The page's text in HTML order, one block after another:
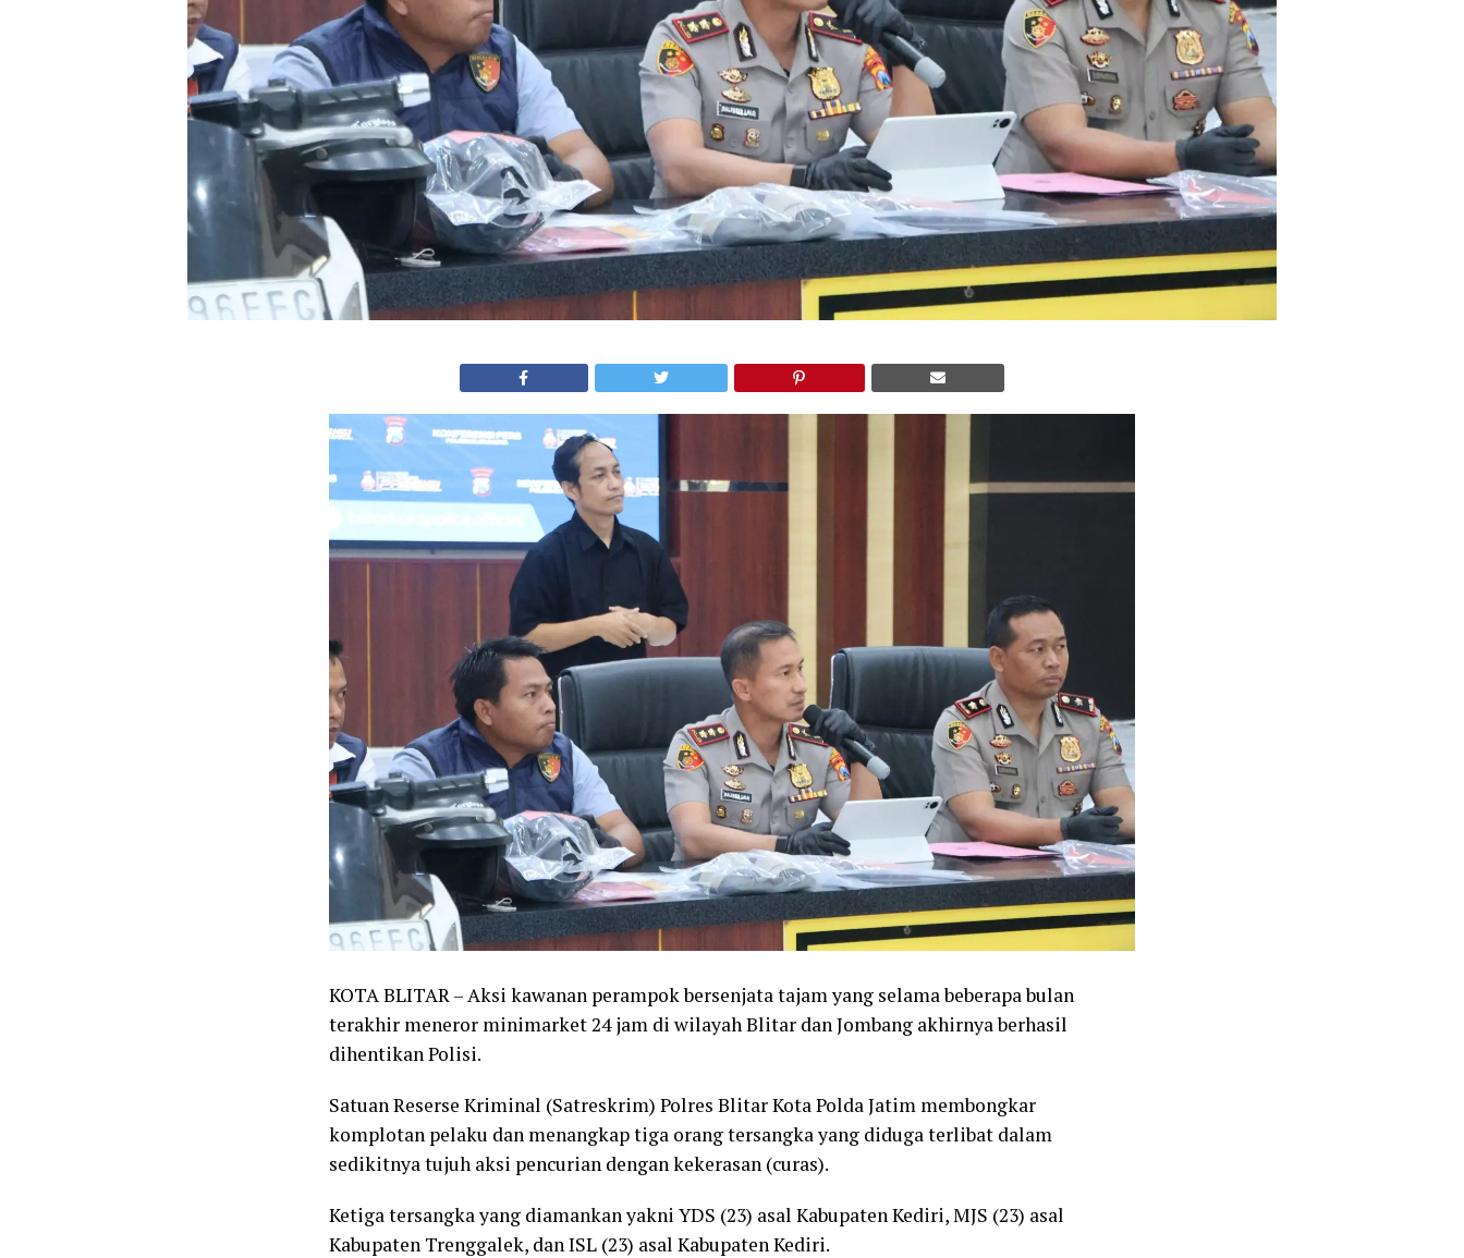
KOTA BLITAR – Aksi kawanan perampok bersenjata tajam yang selama beberapa bulan
terakhir meneror minimarket 24 jam di wilayah Blitar dan Jombang akhirnya berhasil
dihentikan Polisi.
Satuan Reserse Kriminal (Satreskrim) Polres Blitar Kota Polda Jatim membongkar
komplotan pelaku dan menangkap tiga orang tersangka yang diduga terlibat dalam
sedikitnya tujuh aksi pencurian dengan kekerasan (curas).
Ketiga tersangka yang diamankan yakni YDS (23) asal Kabupaten Kediri, MJS (23) asal
Kabupaten Trenggalek, dan ISL (23) asal Kabupaten Kediri.